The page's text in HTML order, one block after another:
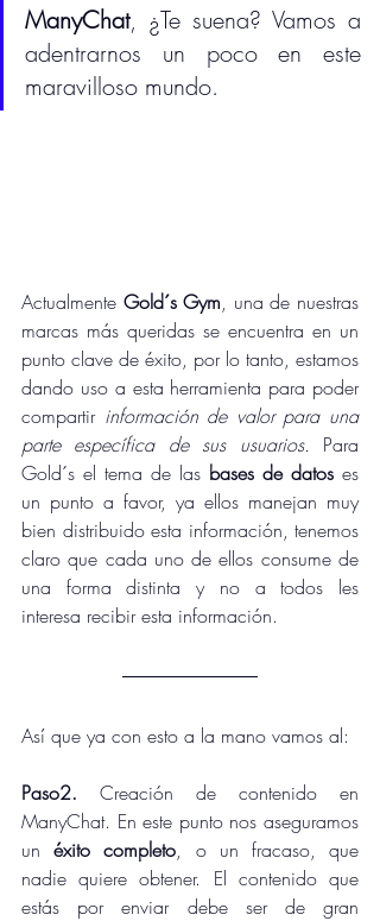
ManyChat, ¿Te suena? Vamos a
adentrarnos un poco en este
maravilloso mundo.
Actualmente Gold´s Gym, una de nuestras
marcas más queridas se encuentra en un
punto clave de éxito, por lo tanto, estamos
dando uso a esta herramienta para poder
compartir información de valor para una
parte específica de sus usuarios. Para
Gold´s el tema de las bases de datos es
un punto a favor, ya ellos manejan muy
bien distribuido esta información, tenemos
claro que cada uno de ellos consume de
una forma distinta y no a todos les
interesa recibir esta información.
Así que ya con esto a la mano vamos al:
Paso2. Creación de contenido en
ManyChat. En este punto nos aseguramos
un éxito completo, o un fracaso, que
nadie quiere obtener. El contenido que
estás por enviar debe ser de gran